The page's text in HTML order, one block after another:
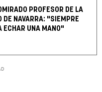
PROFESOR DE LA
DE NAVARRA: "SIEMPRE
ECHAR UNA MANO"